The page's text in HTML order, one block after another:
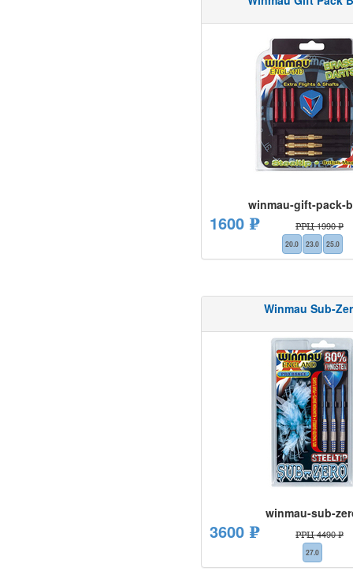
winmau-gift-pack-
1600 ₽ РРЦ 1990 ₽
20.0 23.0 25.0
Winmau Sub-
winmau-sub-
3600 ₽ РРЦ 4490 ₽
27.0